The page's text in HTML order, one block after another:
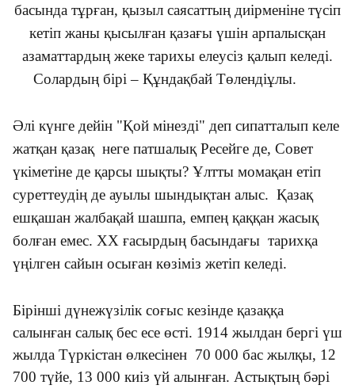
басында тұрған, қызыл саясаттың диірменіне түсіп
кетіп жаны қысылған қазағы үшін арпалысқан
азаматтардың жеке тарихы елеусіз қалып келеді.
Солардың бірі – Құндақбай Төлендіұлы.
Әлі күнге дейін "Қой мінезді" деп сипатталып келе
жатқан қазақ неге патшалық Ресейге де, Совет
үкіметіне де қарсы шықты? Ұлтты момақан етіп
суреттеудің де ауылы шындықтан алыс. Қазақ
ешқашан жалбақай шашпа, емпең қаққан жасық
болған емес. ХХ ғасырдың басындағы тарихқа
үңілген сайын осыған көзіміз жетіп келеді.
Бірінші дүнежүзілік соғыс кезінде қазаққа
салынған салық бес есе өсті. 1914 жылдан бергі үш
жылда Түркістан өлкесінен 70 000 бас жылқы, 12
700 түйе, 13 000 киіз үй алынған. Астықтың бәрі